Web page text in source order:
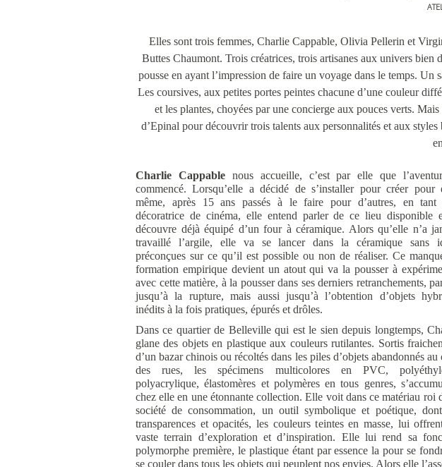
Elles sont trois femmes, Charlie Cappable, Olivia Pellerin et
Buttes Chaumont. Trois créatrices, trois artisanes aux univers bien
pousse en ayant l’impression de faire un voyage dans le temps.
Les coursives, aux petites portes peintes chacune d’une couleur
et les plantes, choyées par une concierge aux pouces verts.
d’Epinal pour découvrir trois talents aux personnalités et aux
Charlie Cappablenous accueille, c’est par elle que
commencé. Lorsqu’elle a décidé de s’installer pour créer pour
même, après 15 ans passés à le faire pour d’autres, en tant
décoratrice de cinéma, elle entend parler de ce lieu disponible
découvre déjà équipé d’un four à céramique. Alors qu’elle n’a
travaillé l’argile, elle va se lancer dans la céramique sans
préconçues sur ce qu’il est possible ou non de réaliser. Ce
formation empirique devient un atout qui va la pousser à
avec cette matière, à la pousser dans ses derniers retranchements,
jusqu’à la rupture, mais aussi jusqu’à l’obtention d’objets
inédits à la fois pratiques, épurés et drôles.
Dans ce quartier de Belleville qui est le sien depuis longtemps,
glane des objets en plastique aux couleurs rutilantes. Sortis
d’un bazar chinois ou récoltés dans les piles d’objets abandonnés au
des rues, les spécimens multicolores en PVC,
polyacrylique, élastomères et polymères en tous genres,
chez elle en une étonnante collection. Elle voit dans ce matériau roi
société de consommation, un outil symbolique et poétique,
transparences et opacités, les couleurs teintes en masse, lui
vaste terrain d’exploration et d’inspiration. Elle lui rend sa
polymorphe première, le plastique étant par essence la pour se
se couler dans tous les objets qui peuplent nos envies. Alors elle